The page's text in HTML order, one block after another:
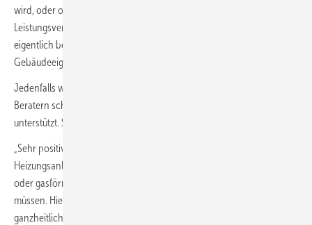
wird, oder ob er nicht explizit vor den Abschluss eines
Leistungsvertrags gestellt wird und ob er noch hinzufügt, wer
eigentlich beraten werden soll… (in der Begründung wird der
Gebäudeeigentümer benannt).
Jedenfalls wird die Pflichtberatung nicht an einem Mangel an
Beratern scheitern und vom Energieberatendenverband GIH
unterstützt. Stefan Bolln, Bundesvorsitzender des GIH:
„Sehr positiv ist, dass alle Hauseigentümer, die ab 2024 eine
Heizungsanlage einbauen möchten, die mit einem festen, flüssigen
oder gasförmigen Brennstoff betrieben wird, sich beraten lassen
müssen. Hier können die Energieberatenden durch ihren
ganzheitlichen Blick auf Risiken und Kostenfallen hinweisen, die z. B.